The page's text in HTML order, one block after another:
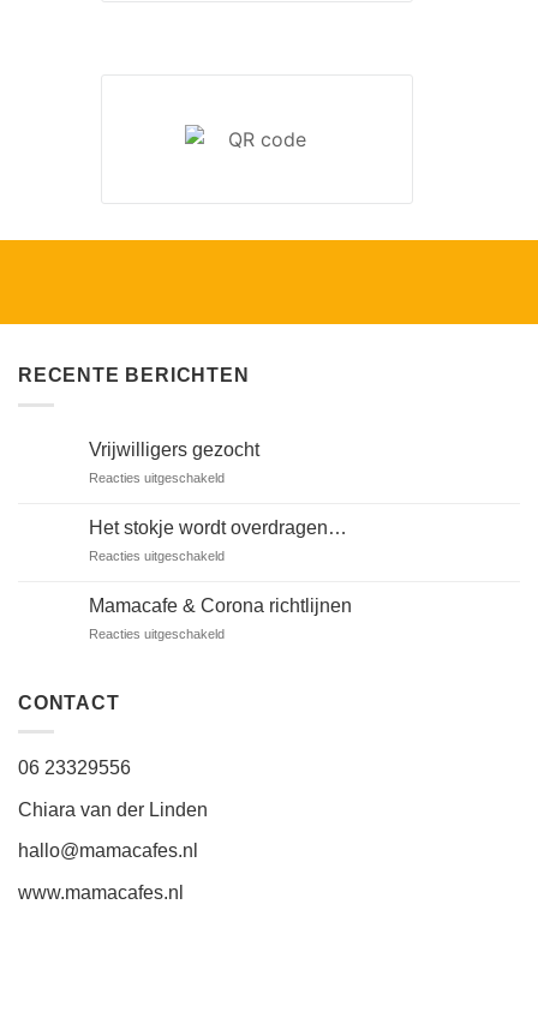
RECENTE BERICHTEN
Vrijwilligers gezocht
Reacties uitgeschakeldvoor
Het stokje wordt overdragen…
Reacties uitgeschakeldvoor
wordt
overdragen…
Mamacafe & Corona richtlijnen
Reacties uitgeschakeldvoor
CONTACT
06 23329556
Chiara van der Linden
hallo@mamacafes.nl
www.mamacafes.nl